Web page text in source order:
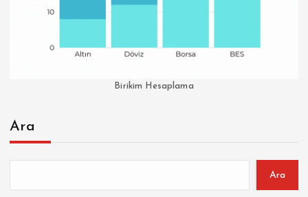
Birikim Hesaplama
Ara
Ara